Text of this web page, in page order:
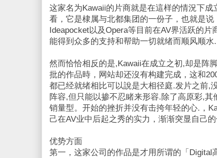
这家名为Kawaii的片商就是在這样的情況下
看，它是棣属与北都集团的一份子，也就是
Ideapocket以及Opera等目前在AV界活跃的
能得到众多的支持和帮助一切就绪而顺风顺水
然而恰恰相反的是,Kawaii在成立之初,却是阵
批的作品時，网站却还沒有构建完成，这和
都已经就绪相比可以說是大相径庭.发片之前,
阵容,但只能以掺不忍睹来形容.除了高原彩,
销量型。开始的挫折并没有击挎年轻的心.，
己在AV业中后起之秀的实力，渐渐突显自己
优势方面
第一，这家公司的作品是才用所谓的「Digital